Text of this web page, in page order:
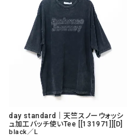
day standard｜天竺スノーウォッシ
ュ加工バッチ使いTee [[131971]][D]
black／L